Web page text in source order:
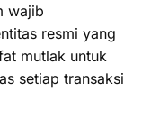
wajib
resmi yang
mutlak untuk
setiap transaksi